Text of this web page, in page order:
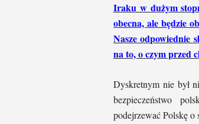
Iraku w dużym
obecna, ale będzie
Nasze odpowiednie
na to, o czym przed
Dyskretnym nie był
bezpieczeństwo
podejrzewać Polskę